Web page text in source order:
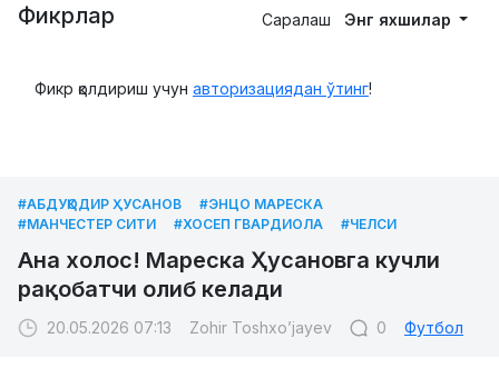
Фикрлар Саралаш Энг яхшилар
Фикр қолдириш учун авторизациядан ўтинг!
#АБДУҚОДИР ҲУСАНОВ
#ЭНЦО МАРЕСКА
#МАНЧЕСТЕР СИТИ
#ХОСЕП ГВАРДИОЛА #ЧЕЛСИ
Ана холос! Мареска Ҳусановга кучли
рақобатчи олиб келади
20.05.2026 07:13 Zohir Toshxo’jayev 0 Футбол